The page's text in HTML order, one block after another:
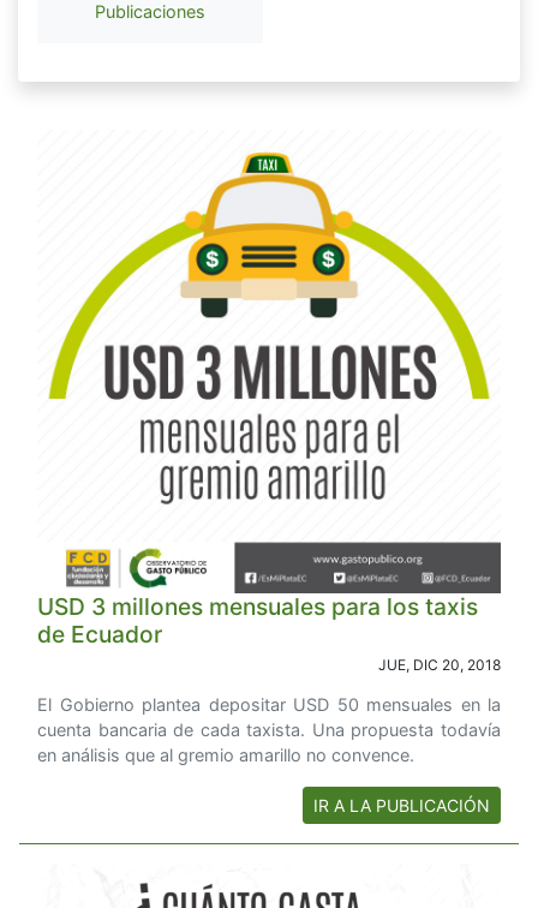
Publicaciones
USD 3 millones mensuales para los taxis
de Ecuador
JUE, DIC 20, 2018
El Gobierno plantea depositar USD 50 mensuales en la
cuenta bancaria de cada taxista. Una propuesta todavía
en análisis que al gremio amarillo no convence.
IR A LA PUBLICACIÓN